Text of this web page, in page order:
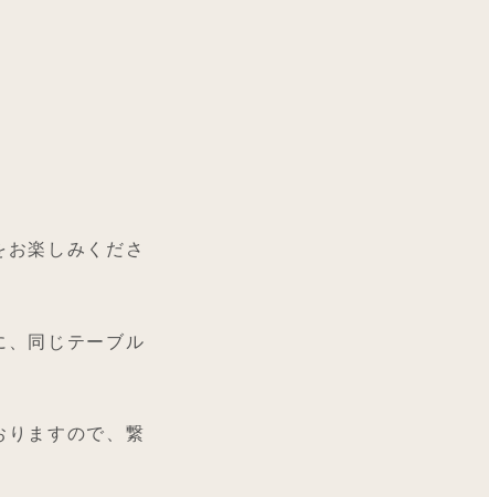
楽しみくださ
、同じテーブル
りますので、繋